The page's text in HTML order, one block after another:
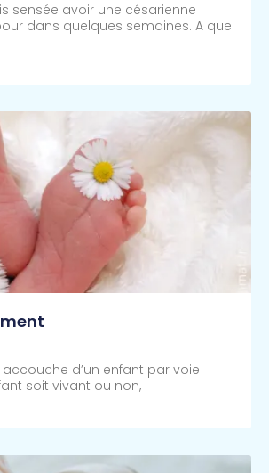
sensée avoir une césarienne
dans quelques semaines. A quel
d’un enfant par voie
soit vivant ou non,